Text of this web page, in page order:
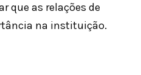
que as relações de
na instituição.